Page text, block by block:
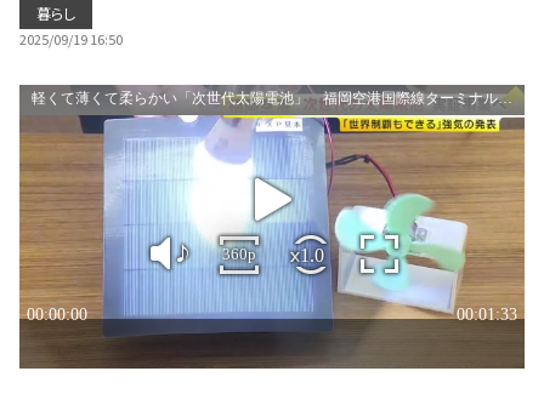
暮らし
2025/09/19 16:50